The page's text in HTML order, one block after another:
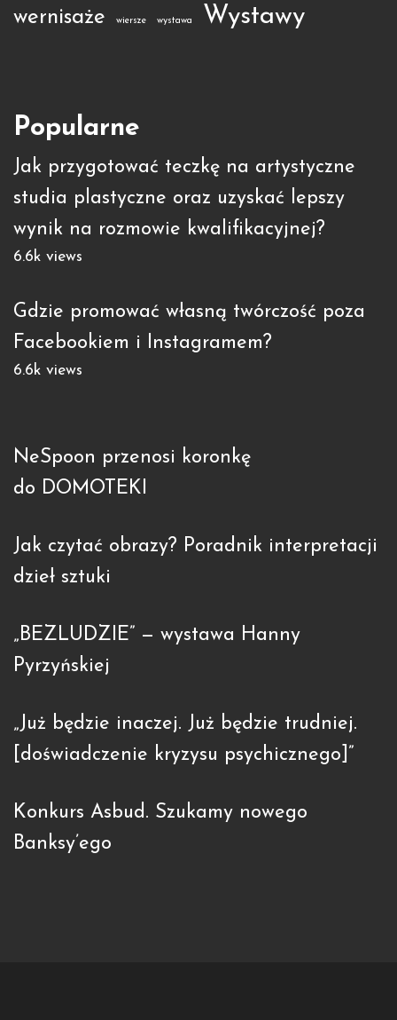
wernisaże wiersze wystawa Wystawy
Popularne
Jak przygotować teczkę na artystyczne
studia plastyczne oraz uzyskać lepszy
wynik na rozmowie kwalifikacyjnej?
6.6k views
Gdzie promować własną twórczość poza
Facebookiem i Instagramem?
6.6k views
NeSpoon przenosi koronkę
do DOMOTEKI
Jak czytać obrazy? Poradnik interpretacji
dzieł sztuki
„BEZLUDZIE” — wystawa Hanny
Pyrzyńskiej
„Już będzie inaczej. Już będzie trudniej.
[doświadczenie kryzysu psychicznego]”
Konkurs Asbud. Szukamy nowego
Banksy’ego